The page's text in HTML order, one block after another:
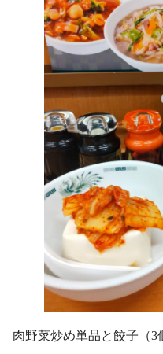
肉野菜炒め単品と餃子（3